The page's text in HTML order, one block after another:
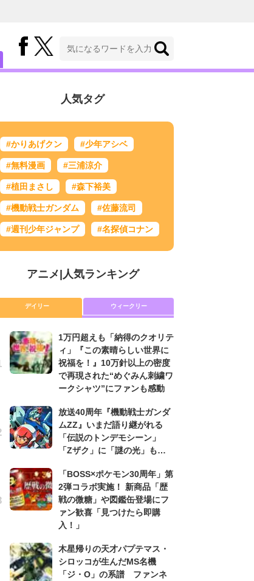
人気タグ
#かりあげクン #少年アシベ
#無料漫画 #三浦涼介
#植田まさし #森下裕美
#機動戦士ガンダム #佐藤流司
#週刊少年ジャンプ #名探偵コナン
アニメ| 人気ランキング
デイリー ウィークリー
1万円超えも「納得のクオリテ
ィ」『この素晴らしい世界に
祝福を！』10万針以上の密度
で再現された“めぐみん刺繍ワ
ークシャツ”にファンも感動
放送40周年『機動戦士ガンダ
ムZZ』いまだ語り継がれる
「伝説のトンデモシーン」
「Zザク」に「謎の光」も…
「BOSS×ポケモン30周年」第
2弾コラボ実施！ 新商品「歴
戦の微糖」や図鑑缶登場にフ
ァン歓喜「見つけたら即購
入！」
木星帰りの天才パプテマス・
シロッコが生んだMS名機
「ジ・O」の系譜 ファンネ